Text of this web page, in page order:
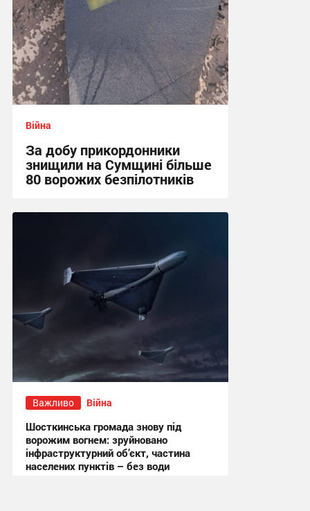
Війна
За добу прикордонники
знищили на Сумщині більше
80 ворожих безпілотників
Важливо Війна
Шосткинська громада знову під
ворожим вогнем: зруйновано
інфраструктурний об’єкт, частина
населених пунктів – без води